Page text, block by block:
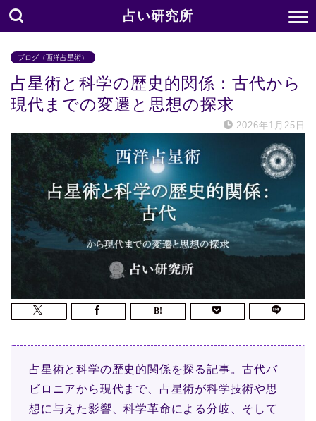
占い研究所
ブログ（西洋占星術）
占星術と科学の歴史的関係：古代から
現代までの変遷と思想の探求
2026年1月25日
占星術と科学の歴史的関係を探る記事。古代バ
ビロニアから現代まで、占星術が科学技術や思
想に与えた影響、科学革命による分岐、そして